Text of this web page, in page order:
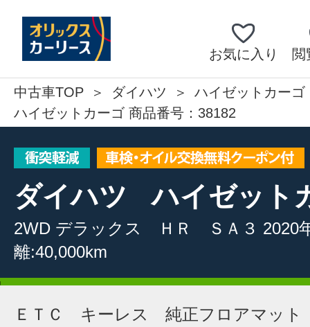
お気に入り 閲
中古車TOP ダイハツ
ハイゼットカーゴ
ハイゼットカーゴ 商品番号：38182
ダイハツ ハイゼット
2WD デラックス ＨＲ ＳＡ３ 2020
離:40,000km
ＥＴＣ キーレス 純正フロアマット